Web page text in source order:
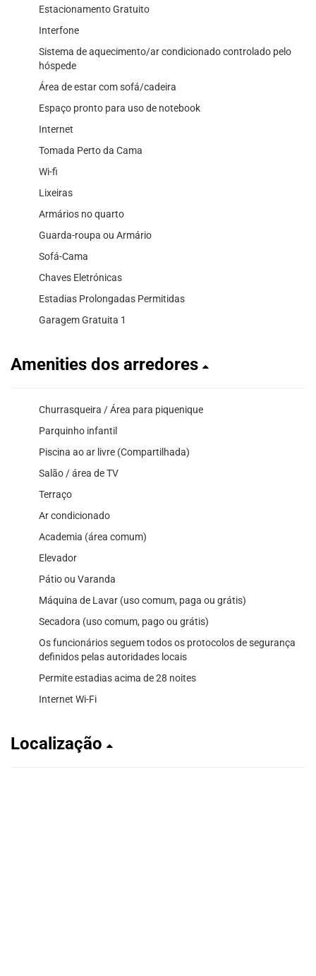
Estacionamento Gratuito
Interfone
Sistema de aquecimento/ar condicionado controlado pelo
hóspede
Área de estar com sofá/cadeira
Espaço pronto para uso de notebook
Internet
Tomada Perto da Cama
Wi-fi
Lixeiras
Armários no quarto
Guarda-roupa ou Armário
Sofá-Cama
Chaves Eletrónicas
Estadias Prolongadas Permitidas
Garagem Gratuita 1
Amenities dos arredores
Churrasqueira / Área para piquenique
Parquinho infantil
Piscina ao ar livre (Compartilhada)
Salão / área de TV
Terraço
Ar condicionado
Academia (área comum)
Elevador
Pátio ou Varanda
Máquina de Lavar (uso comum, paga ou grátis)
Secadora (uso comum, pago ou grátis)
Os funcionários seguem todos os protocolos de segurança
definidos pelas autoridades locais
Permite estadias acima de 28 noites
Internet Wi-Fi
Localização